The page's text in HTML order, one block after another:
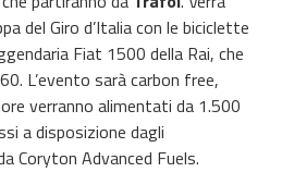
del Giro d’Italia con le biciclette
Fiat 1500 della Rai, che
L’evento sarà carbon free,
verranno alimentati da 1.500
a disposizione dagli
Coryton Advanced Fuels.